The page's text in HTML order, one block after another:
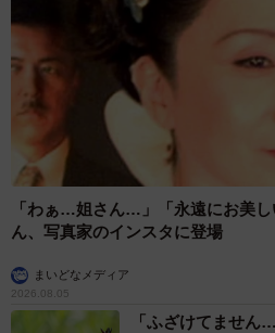
「わぁ…姐さん…」「永遠にお美
ん、写真家のインスタに登場
まいどなメディア
2026.08.05
「ふざけてませ